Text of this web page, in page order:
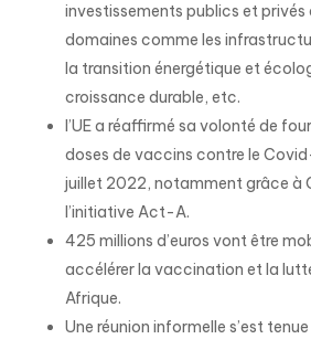
investissements publics et privés
domaines comme les
la transition énergétique et
croissance durable, etc.
l’UE a réaffirmé sa volonté de
doses de vaccins contre le Covid-
juillet 2022, notamment grâce à
l’initiative Act-A.
425 millions d’euros vont être
accélérer la vaccination et la
Afrique.
Une réunion informelle s’est